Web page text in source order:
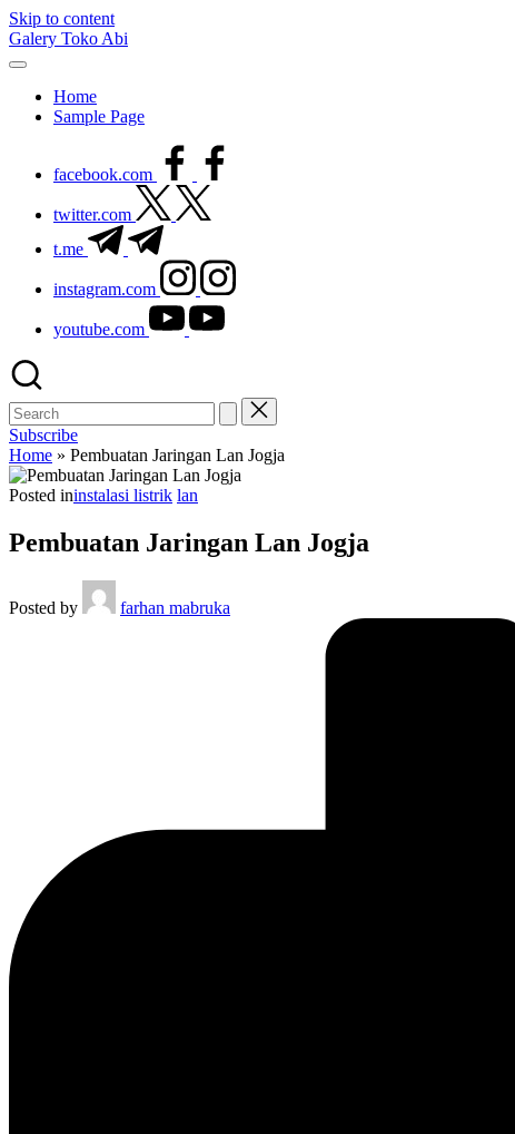
Skip to content
Galery Toko Abi
Home
Sample Page
facebook.com
twitter.com
t.me
instagram.com
youtube.com
Subscribe
Home » Pembuatan Jaringan Lan Jogja
Posted ininstalasi listrik lan
Pembuatan Jaringan Lan Jogja
Posted by farhan mabruka